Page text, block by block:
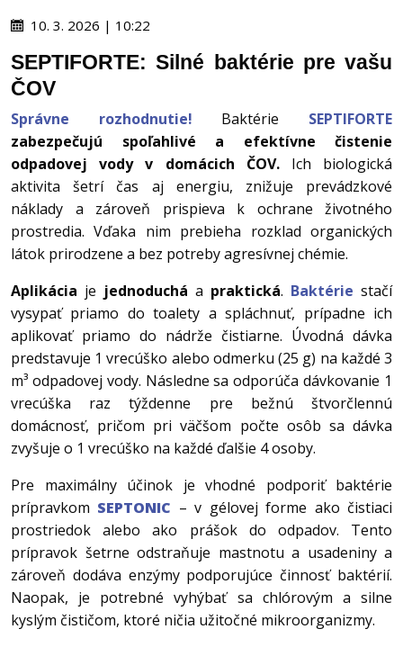
10. 3. 2026 | 10:22
SEPTIFORTE: Silné baktérie pre vašu
ČOV
Správne rozhodnutie! Baktérie SEPTIFORTE
zabezpečujú spoľahlivé a efektívne čistenie
odpadovej vody v domácich ČOV.Ich biologická
aktivita šetrí čas aj energiu, znižuje prevádzkové
náklady a zároveň prispieva k ochrane životného
prostredia. Vďaka nim prebieha rozklad organických
látok prirodzene a bez potreby agresívnej chémie.
Aplikácia je jednoduchá a praktická. Baktérie stačí
vysypať priamo do toalety a spláchnuť, prípadne ich
aplikovať priamo do nádrže čistiarne. Úvodná dávka
predstavuje 1 vrecúško alebo odmerku (25 g) na každé 3
m³ odpadovej vody. Následne sa odporúča dávkovanie 1
vrecúška raz týždenne pre bežnú štvorčlennú
domácnosť, pričom pri väčšom počte osôb sa dávka
zvyšuje o 1 vrecúško na každé ďalšie 4 osoby.
Pre maximálny účinok je vhodné podporiť baktérie
prípravkom SEPTONIC – v gélovej forme ako čistiaci
prostriedok alebo ako prášok do odpadov. Tento
prípravok šetrne odstraňuje mastnotu a usadeniny a
zároveň dodáva enzýmy podporujúce činnosť baktérií.
Naopak, je potrebné vyhýbať sa chlórovým a silne
kyslým čističom, ktoré ničia užitočné mikroorganizmy.